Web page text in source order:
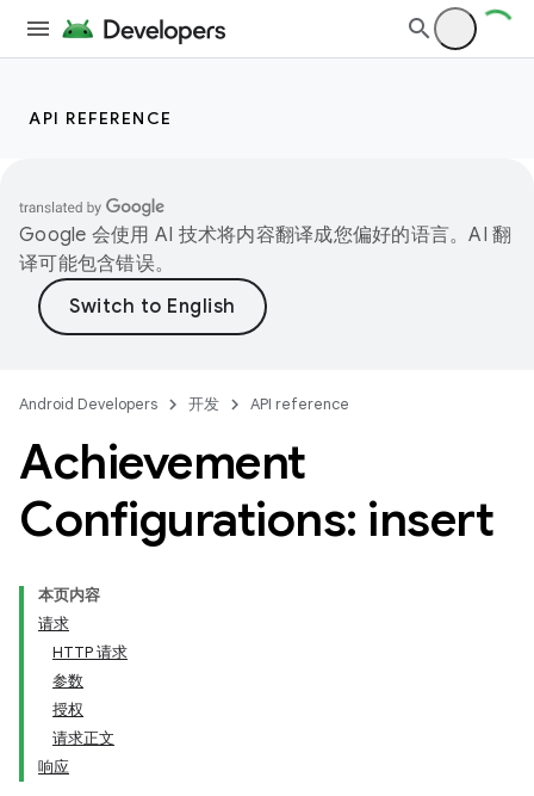
API REFERENCE
Google 会使用 AI 技术将内容翻译成您偏好的语言。AI 翻
译可能包含错误。
Android Developers 开发 API reference
Achievement
Configurations: insert
本页内容
请求
HTTP 请求
参数
授权
请求正文
响应